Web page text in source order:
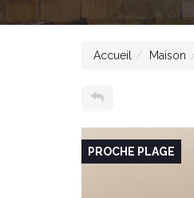
Accueil Maison
PROCHE PLAGE